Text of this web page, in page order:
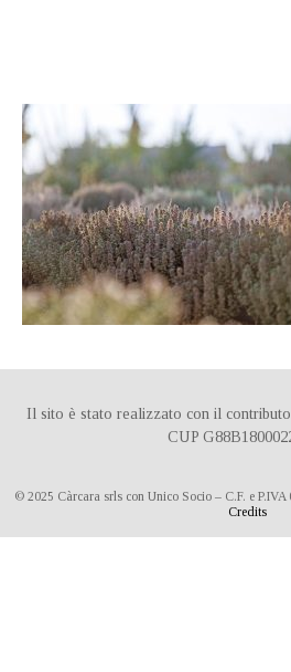
Il sito è stato realizzato con il
CUP
© 2025 Càrcara srls con Unico Socio – C.F. e
Credits